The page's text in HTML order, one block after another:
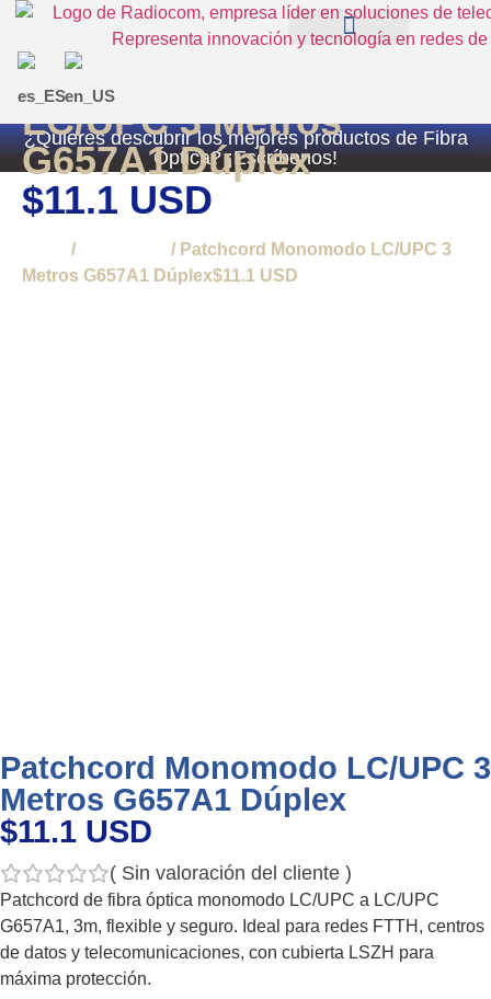
¿Quieres descubrir los mejores productos de Fibra
Óptica? ¡Escríbenos!
Patchcord Monomodo
LC/UPC 3 Metros
G657A1 Dúplex
$11.1 USD
/
/ Patchcord Monomodo LC/UPC 3
Metros G657A1 Dúplex$11.1 USD
Patchcord Monomodo LC/UPC 3
Metros G657A1 Dúplex
$11.1 USD
( Sin valoración del cliente )
Patchcord de fibra óptica monomodo LC/UPC a LC/UPC
G657A1, 3m, flexible y seguro. Ideal para redes FTTH, centros
de datos y telecomunicaciones, con cubierta LSZH para
máxima protección.